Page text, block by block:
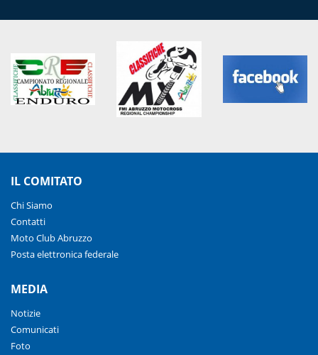
IL COMITATO
Chi Siamo
Contatti
Moto Club Abruzzo
Posta elettronica federale
MEDIA
Notizie
Comunicati
Foto